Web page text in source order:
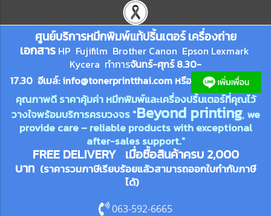
ศูนย์บริการหมึกพิมพ์แท้ปริ้นเตอร์ เครื่องถ่าย
เอกสาร HP Fujifilm Brother Canon Epson Lexmark
Kycera ทำการจันทร์-ศุกร์ 8.30-
17.30 อีเมล์:info@tonerprintthai.com หรือ
คุณภาพดี ราคาคุ้มค่า หมึกพิมพ์และเครื่องปริ้นเตอร์ที่คุณไว้
วางใจพร้อมบริการครบวงจร "Beyond printing, we
provide care – reliable products with exceptional
after-sales support."
FREE DELIVERY เมื่อซื้อสินค้าครบ 2,000
บาท (ราคารวมภาษีเรียบร้อยแล้วสามารถออกใบกำกับภาษี
ได้)
063-592-6665